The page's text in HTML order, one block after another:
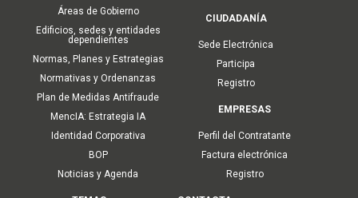
Áreas de Gobierno
Edificios, sedes y entidades
dependientes
Normas, Planes y Estrategias
Normativas y Ordenanzas
Plan de Medidas Antifraude
MencIA: Estrategia IA
Identidad Corporativa
BOP
Noticias y Agenda
CIUDADANÍA
Sede Electrónica
Participa
Registro
EMPRESAS
Perfil del Contratante
Factura electrónica
Registro